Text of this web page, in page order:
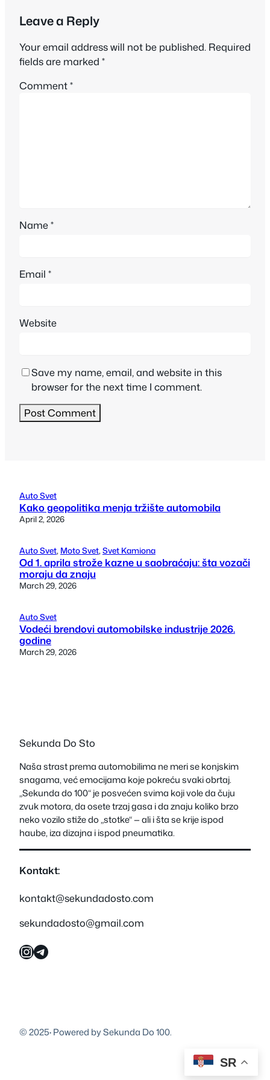
Leave a Reply
Your email address will not be published. Required
fields are marked *
Comment*
Name*
Email *
Website
Save my name, email, and website in this
browser for the next time I comment.
Auto Svet
Kako geopolitika menja tržište automobila
April 2, 2026
Auto Svet, Moto Svet, Svet Kamiona
Od 1. aprila strože kazne u saobraćaju: šta vozači
moraju da znaju
March 29, 2026
Auto Svet
Vodeći brendovi automobilske industrije 2026.
godine
March 29, 2026
Sekunda Do Sto
Naša strast prema automobilima ne meri se konjskim
snagama, već emocijama koje pokreću svaki obrtaj.
„Sekunda do 100“ je posvećen svima koji vole da čuju
zvuk motora, da osete trzaj gasa i da znaju koliko brzo
neko vozilo stiže do „stotke“ — ali i šta se krije ispod
haube, iza dizajna i ispod pneumatika.
Kontakt:
kontakt@sekundadosto.com
sekundadosto@gmail.com
InstagramTelegram
© 2025·Powered by Sekunda Do 100.
SR